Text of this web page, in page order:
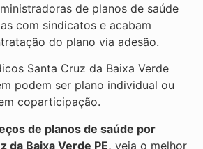
de planos de saúde
com sindicatos e acabam
do plano via adesão.
Santa Cruz da Baixa Verde
podem ser plano individual ou
coparticipação.
de planos de saúde por
da Baixa Verde PE, veja o melhor